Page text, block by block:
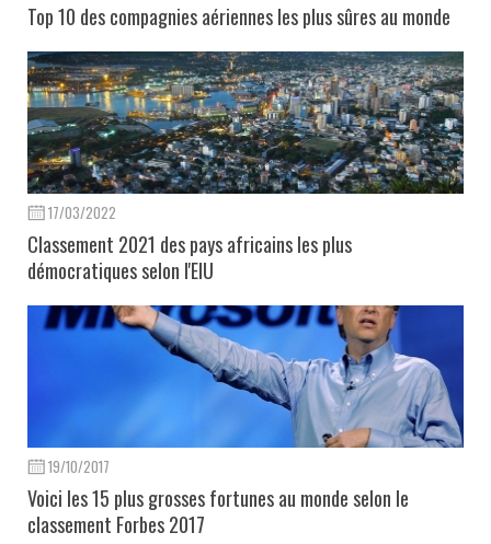
Top 10 des compagnies aériennes les plus sûres au monde
17/03/2022
Classement 2021 des pays africains les plus
démocratiques selon l'EIU
19/10/2017
Voici les 15 plus grosses fortunes au monde selon le
classement Forbes 2017